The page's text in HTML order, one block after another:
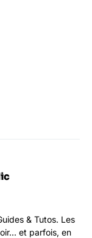
& Tutos. Les
et parfois, en